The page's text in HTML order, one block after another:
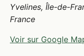
Yvelines, Île-de-
France
Voir sur Google